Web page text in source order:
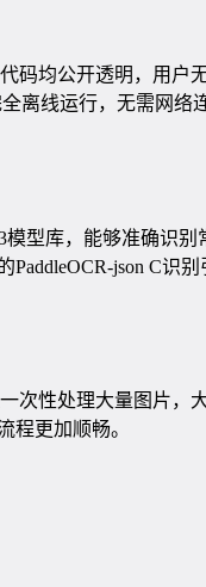
码均公开透明，用户
离线运行，无需网络
模型库，能够准确识
json C识
次性处理大量图片，
程更加顺畅。